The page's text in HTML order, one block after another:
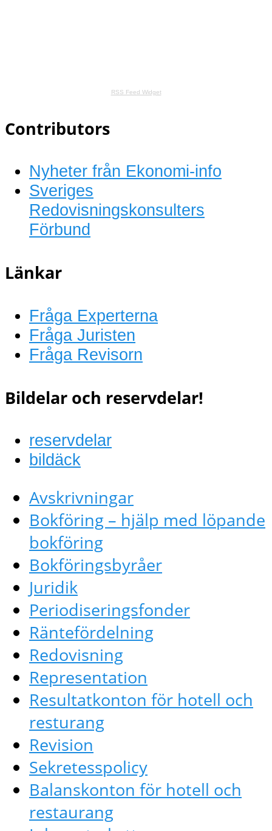
RSS Feed Widget
Contributors
Nyheter från Ekonomi-info
Sveriges
Redovisningskonsulters
Förbund
Länkar
Fråga Experterna
Fråga Juristen
Fråga Revisorn
Bildelar och reservdelar!
reservdelar
bildäck
Avskrivningar
Bokföring – hjälp med löpande
bokföring
Bokföringsbyråer
Juridik
Periodiseringsfonder
Räntefördelning
Redovisning
Representation
Resultatkonton för hotell och
resturang
Revision
Sekretesspolicy
Balanskonton för hotell och
restaurang